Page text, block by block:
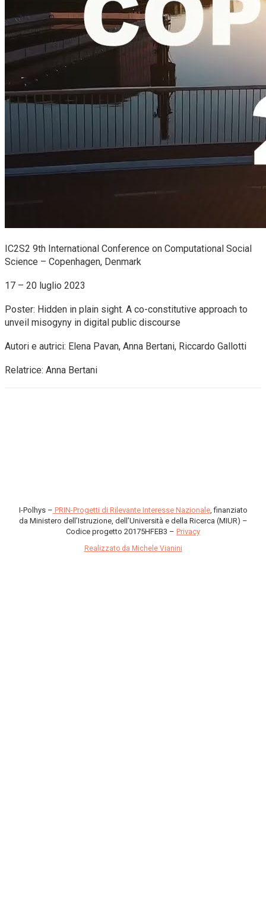
IC2S2 9th International Conference on Computational Social
Science – Copenhagen, Denmark
17 – 20 luglio 2023
Poster: Hidden in plain sight. A co-constitutive approach to
unveil misogyny in digital public discourse
Autori e autrici: Elena Pavan, Anna Bertani, Riccardo Gallotti
Relatrice: Anna Bertani
I-Polhys – PRIN-Progetti di Rilevante Interesse Nazionale, finanziato
da Ministero dell’Istruzione, dell’Università e della Ricerca (MIUR) –
Codice progetto 20175HFEB3 – Privacy
Realizzato da Michele Vianini